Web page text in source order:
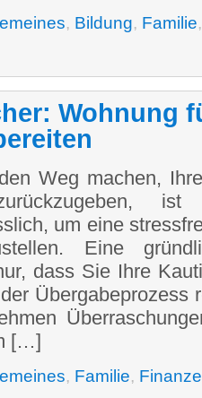
, Bildung, Familie
Wohnung
Weg machen,
ist
um eine
Eine
dass Sie Ihre
Übergabeprozess
[…]
, Familie,